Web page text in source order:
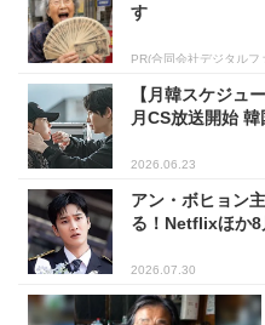
す
PR(合同会社デジタルフ
【月韓スケジュ
月CS放送開始
2026.06.23
アン・ボヒョン
る！Netflixほか8
2026.07.30